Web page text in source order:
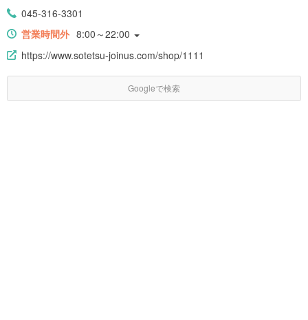
045-316-3301
営業時間外 8:00～22:00
https://www.sotetsu-joinus.com/shop/1111
Googleで検索